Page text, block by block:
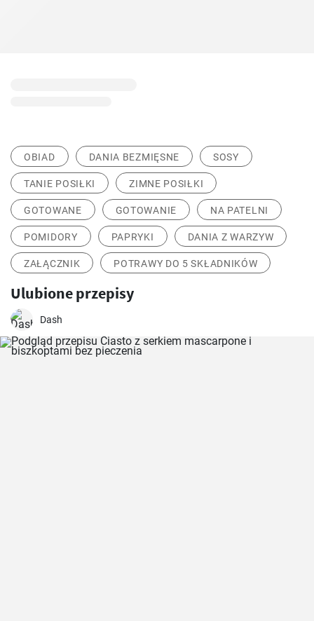
OBIAD DANIA BEZMIĘSNE SOSY
TANIE POSIŁKI ZIMNE POSIŁKI
GOTOWANE GOTOWANIE NA PATELNI
POMIDORY PAPRYKI DANIA Z WARZYW
ZAŁĄCZNIK POTRAWY DO 5 SKŁADNIKÓW
Ulubione przepisy
Dash